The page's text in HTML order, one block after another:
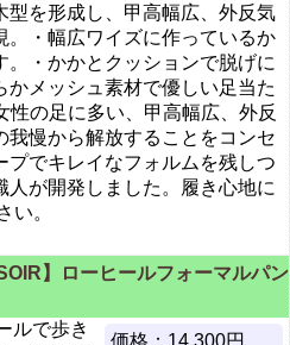
型を形成し、甲高幅広、外反気
。・幅広ワイズに作っているか
・かかとクッションで脱げに
かメッシュ素材で優しい足当た
性の足に多い、甲高幅広、外反
慢から解放することをコンセ
でキレイなフォルムを残しつ
が開発しました。履き心地に
い。
】ローヒールフォーマルパン
価格：14,300円
ルで歩き